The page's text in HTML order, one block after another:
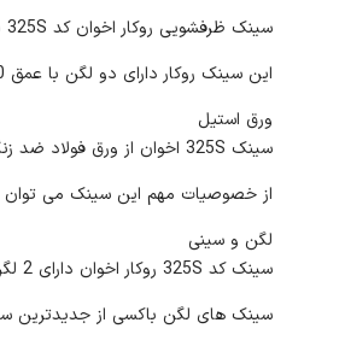
سینک ظرفشویی روکار اخوان کد 325S با ورق استیل 304 از نوع استیل ساده با ضخامت ورق 0/8 میلیمتری است.
این سینک روکار دارای دو لگن با عمق 20 سانتیمتری بوده که شکل نیم باکسی (R25) بودن لگن ها زیبایی منحصر به فردی برای این سینک رقم زده است
ورق استیل
سینک 325S اخوان از ورق فولاد ضد زنگ که با نام استنلس استیل و با علامت اختصاری AS304 در بازار شناخته می شود ساخته شده که ضخامت ورق آن به 0/8 میلیمتر می رسد.
از خصوصیات مهم این سینک می
لگن و سینی
سینک کد 325S روکار اخوان دارای 2 لگن عمیق به عمق 20 سانتیمتر بوده و شکل هندسی آن نیم باکسی می باشد.
سینک های لگن باکسی از جدیدترین